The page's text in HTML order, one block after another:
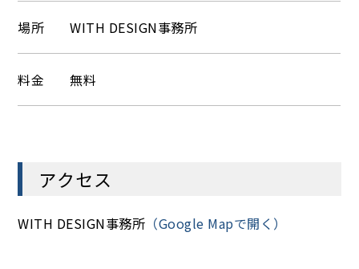
場所 WITH DESIGN事務所
料金 無料
アクセス
WITH DESIGN事務所 （Google Mapで開く）